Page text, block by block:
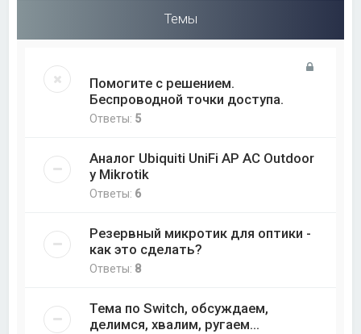
Темы
Помогите с решением.
Беспроводной точки доступа.
Ответы: 5
Аналог Ubiquiti UniFi AP AC Outdoor
у Mikrotik
Ответы: 6
Резервный микротик для оптики -
как это сделать?
Ответы: 8
Тема по Switch, обсуждаем,
делимся, хвалим, ругаем...